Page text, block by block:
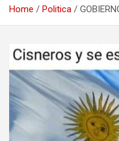
Home Politica